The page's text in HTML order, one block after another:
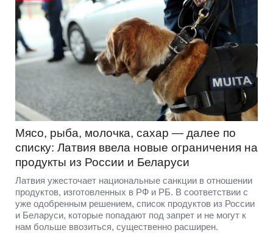
Мясо, рыба, молочка, сахар — далее по
списку: Латвия ввела новые ограничения на
продукты из России и Беларуси
Латвия ужесточает национальные санкции в отношении
продуктов, изготовленных в РФ и РБ. В соответствии с
уже одобренным решением, список продуктов из России
и Беларуси, которые попадают под запрет и не могут к
нам больше ввозиться, существенно расширен.